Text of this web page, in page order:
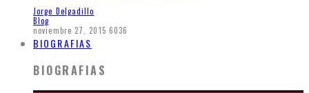
Jorge Delgadillo
Blog
noviembre 27, 2015 6036
BIOGRAFIAS
BIOGRAFIAS